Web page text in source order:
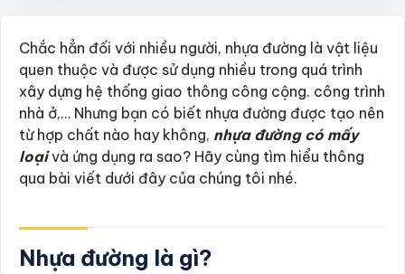
Chắc hẳn đối với nhiều người, nhựa đường là vật liệu
quen thuộc và được sử dụng nhiều trong quá trình
xây dựng hệ thống giao thông công cộng. công trình
nhà ở,… Nhưng bạn có biết nhựa đường được tạo nên
từ hợp chất nào hay không, nhựa đường có mấy
loạivà ứng dụng ra sao? Hãy cùng tìm hiểu thông
qua bài viết dưới đây của chúng tôi nhé.
Nhựa đường là gì?